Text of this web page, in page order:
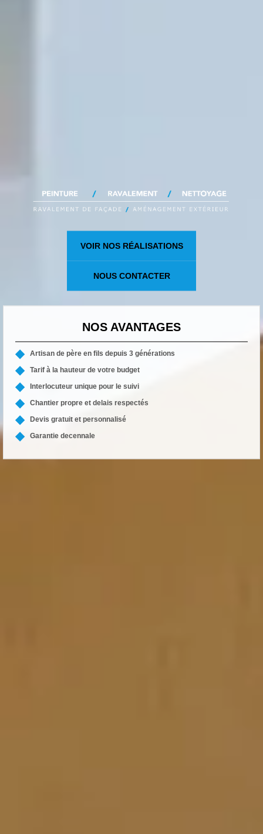
VOIR NOS RÉALISATIONS
NOUS CONTACTER
NOS AVANTAGES
Artisan de père en fils depuis 3 générations
Tarif à la hauteur de votre budget
Interlocuteur unique pour le suivi
Chantier propre et delais respectés
Devis gratuit et personnalisé
Garantie decennale